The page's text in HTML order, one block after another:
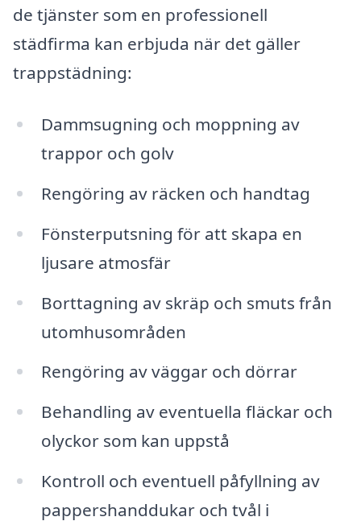
de tjänster som en professionell
städfirma kan erbjuda när det gäller
trappstädning:
Dammsugning och moppning av
trappor och golv
Rengöring av räcken och handtag
Fönsterputsning för att skapa en
ljusare atmosfär
Borttagning av skräp och smuts från
utomhusområden
Rengöring av väggar och dörrar
Behandling av eventuella fläckar och
olyckor som kan uppstå
Kontroll och eventuell påfyllning av
pappershanddukar och tvål i